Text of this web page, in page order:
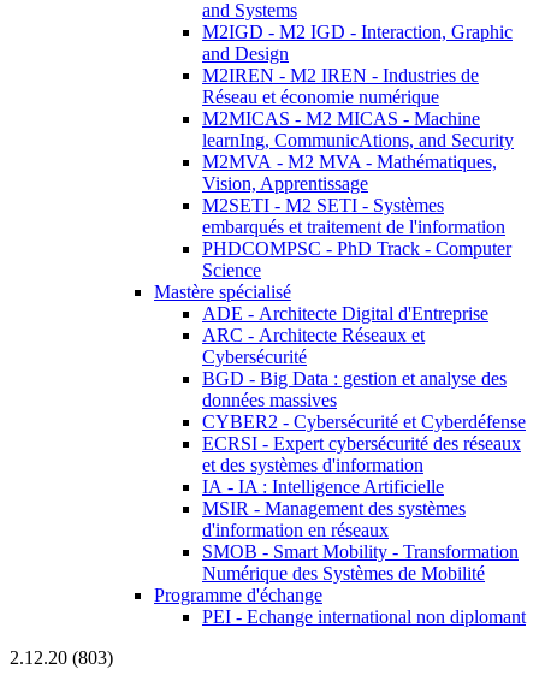
and Systems
M2IGD - M2 IGD - Interaction, Graphic
and Design
M2IREN - M2 IREN - Industries de
Réseau et économie numérique
M2MICAS - M2 MICAS - Machine
learnIng, CommunicAtions, and Security
M2MVA - M2 MVA - Mathématiques,
Vision, Apprentissage
M2SETI - M2 SETI - Systèmes
embarqués et traitement de l'information
PHDCOMPSC - PhD Track - Computer
Science
Mastère spécialisé
ADE - Architecte Digital d'Entreprise
ARC - Architecte Réseaux et
Cybersécurité
BGD - Big Data : gestion et analyse des
données massives
CYBER2 - Cybersécurité et Cyberdéfense
ECRSI - Expert cybersécurité des réseaux
et des systèmes d'information
IA - IA : Intelligence Artificielle
MSIR - Management des systèmes
d'information en réseaux
SMOB - Smart Mobility - Transformation
Numérique des Systèmes de Mobilité
Programme d'échange
PEI - Echange international non diplomant
2.12.20 (803)